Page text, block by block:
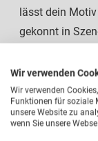
lässt dein
gekonnt in
jedem
Thermo-
lange haltbar,
Wir verwenden
Wir verwenden
Funktionen für soziale
unsere Website zu
wenn Sie unsere